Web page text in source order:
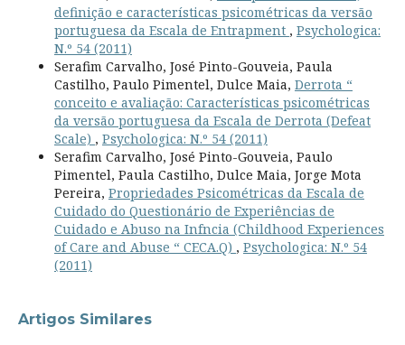
definição e características psicométricas da versão
portuguesa da Escala de Entrapment , Psychologica:
N.º 54 (2011)
Serafim Carvalho, José Pinto-Gouveia, Paula
Castilho, Paulo Pimentel, Dulce Maia, Derrota “
conceito e avaliação: Características psicométricas
da versão portuguesa da Escala de Derrota (Defeat
Scale) , Psychologica: N.º 54 (2011)
Serafim Carvalho, José Pinto-Gouveia, Paulo
Pimentel, Paula Castilho, Dulce Maia, Jorge Mota
Pereira, Propriedades Psicométricas da Escala de
Cuidado do Questionário de Experiências de
Cuidado e Abuso na Infncia (Childhood Experiences
of Care and Abuse “ CECA.Q) , Psychologica: N.º 54
(2011)
Artigos Similares